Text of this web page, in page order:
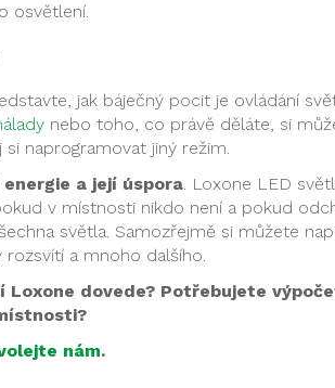
osvětlení.
jak báječný pocit je ovládání
nebo toho, co právě děláte, si
naprogramovat jiný režim.
a její úspora. Loxone LED
v místnosti nikdo není a pokud
světla. Samozřejmě si můžete
a mnoho dalšího.
dovede? Potřebujete
nám.